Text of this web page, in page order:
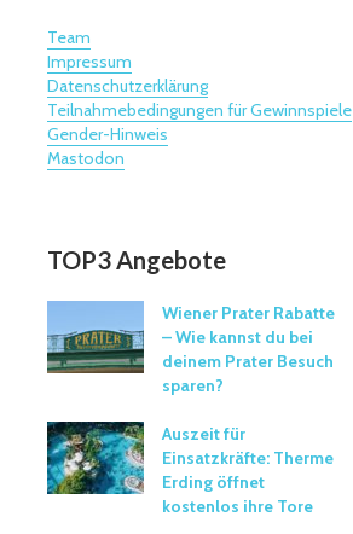
Team
Impressum
Datenschutzerklärung
Teilnahmebedingungen für Gewinnspiele
Gender-Hinweis
Mastodon
TOP3 Angebote
Wiener Prater Rabatte
– Wie kannst du bei
deinem Prater Besuch
sparen?
Auszeit für
Einsatzkräfte: Therme
Erding öffnet
kostenlos ihre Tore